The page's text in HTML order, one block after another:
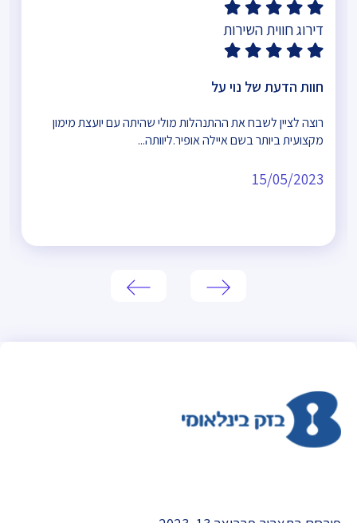
דירוג חווית השירות
חוות הדעת של נוי על
רוצה לציין לשבח את ההתנהלות מולי שהיתה עם יועצת מימון
מקצועית ביותר בשם איילה אופיר.ליוותה...
15/05/2023